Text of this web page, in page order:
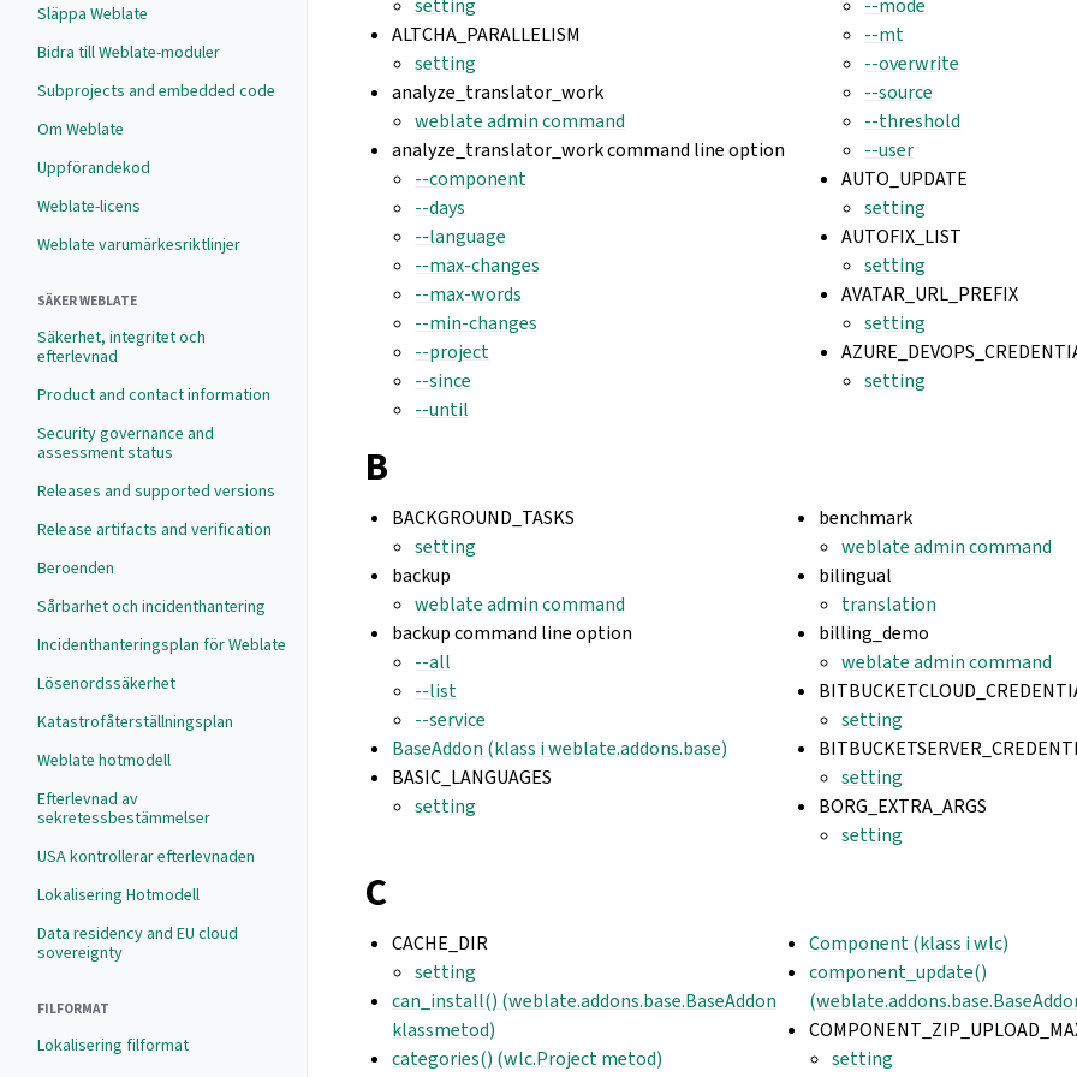
Släppa Weblate
Bidra till Weblate-moduler
Subprojects and embedded code
Om Weblate
Uppförandekod
Weblate-licens
Weblate varumärkesriktlinjer
SÄKER WEBLATE
Säkerhet, integritet och
efterlevnad
Product and contact information
Security governance and
assessment status
Releases and supported versions
Release artifacts and verification
Beroenden
Sårbarhet och incidenthantering
Incidenthanteringsplan för Weblate
Lösenordssäkerhet
Katastrofåterställningsplan
Weblate hotmodell
Efterlevnad av
sekretessbestämmelser
USA kontrollerar efterlevnaden
Lokalisering Hotmodell
Data residency and EU cloud
sovereignty
FILFORMAT
Lokalisering filformat
setting
ALTCHA_PARALLELISM
setting
analyze_translator_work
weblate admin command
analyze_translator_work command line option
--component
--days
--language
--max-changes
--max-words
--min-changes
--project
--since
--until
--mode
--mt
--overwrite
--source
--threshold
--user
AUTO_UPDATE
setting
AUTOFIX_LIST
setting
AVATAR_URL_PREFIX
setting
setting
B
BACKGROUND_TASKS
setting
backup
weblate admin command
backup command line option
--all
--list
--service
BaseAddon (klass i weblate.addons.base)
BASIC_LANGUAGES
setting
benchmark
weblate admin command
bilingual
translation
billing_demo
weblate admin command
setting
setting
BORG_EXTRA_ARGS
setting
C
CACHE_DIR
setting
can_install() (weblate.addons.base.BaseAddon
klassmetod)
categories() (wlc.Project metod)
Component (klass i wlc)
component_update()
setting